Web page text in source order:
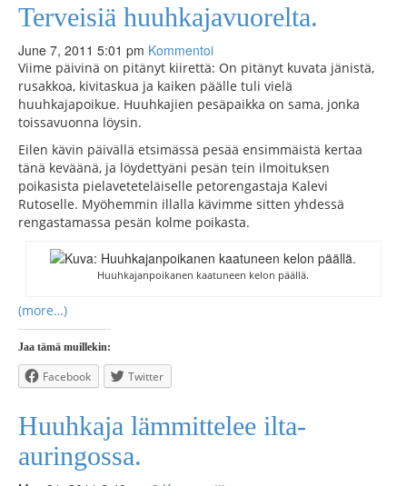
Terveisiä huuhkajavuorelta.
June 7, 2011 5:01 pm Kommentoi
Viime päivinä on pitänyt kiirettä: On pitänyt kuvata jänistä,
rusakkoa, kivitaskua ja kaiken päälle tuli vielä
huuhkajapoikue. Huuhkajien pesäpaikka on sama, jonka
toissavuonna löysin.
Eilen kävin päivällä etsimässä pesää ensimmäistä kertaa
tänä keväänä, ja löydettyäni pesän tein ilmoituksen
poikasista pielaveteteläiselle petorengastaja Kalevi
Rutoselle. Myöhemmin illalla kävimme sitten yhdessä
rengastamassa pesän kolme poikasta.
Huuhkajanpoikanen kaatuneen kelon päällä.
(more…)
Jaa tämä muillekin:
Facebook Twitter
Huuhkaja lämmittelee ilta-
auringossa.